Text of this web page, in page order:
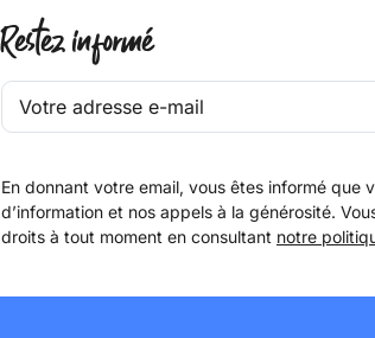
Restez informé
En donnant votre email, vous êtes informé que
d’information et nos appels à la générosité.
droits à tout moment en consultant notre